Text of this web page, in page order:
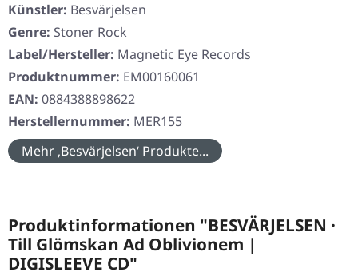
Künstler: Besvärjelsen
Genre: Stoner Rock
Label/Hersteller: Magnetic Eye Records
Produktnummer: EM00160061
EAN: 0884388898622
Herstellernummer: MER155
Mehr ‚Besvärjelsen‘ Produkte...
Produktinformationen "BESVÄRJELSEN ·
Till Glömskan Ad Oblivionem |
DIGISLEEVE CD"